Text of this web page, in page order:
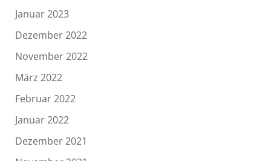
Januar 2023
Dezember 2022
November 2022
März 2022
Februar 2022
Januar 2022
Dezember 2021